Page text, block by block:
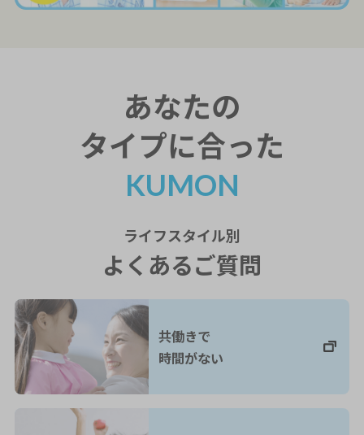
あなたの
タイプに合った
KUMON
ライフスタイル別
よくあるご質問
共働きで
時間がない